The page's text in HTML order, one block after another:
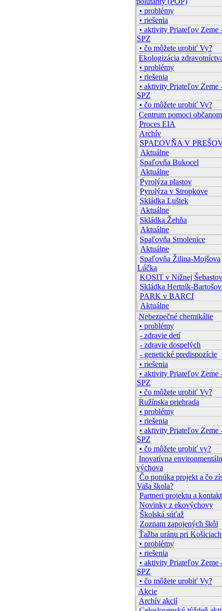
• problémy
• riešenia
• aktivity Priateľov Zeme
SPZ
• čo môžete urobiť Vy?
Ekologizácia
• problémy
• riešenia
• aktivity Priateľov Zeme
SPZ
• čo môžete urobiť Vy?
Centrum pomoci občanom
Proces EIA
Archív
SPAĽOVŇA V
Aktuálne
Spaľovňa Bukocel
Aktuálne
Pyrolýza plastov
Pyrolýza v Stropkove
Skládka Luštek
Aktuálne
Skládka Žehňa
Aktuálne
Spaľovňa Smolenice
Aktuálne
Spaľovňa Žilina-Mojšova
Lúčka
KOSIT v Nižnej
Skládka Hertník-
PARK v BARCI
Aktuálne
Nebezpečné chemikálie
• problémy
- zdravie detí
- zdravie dospelých
- genetické predispozície
• riešenia
• aktivity Priateľov Zeme
SPZ
• čo môžete urobiť Vy?
Ružínska priehrada
• problémy
• riešenia
• aktivity Priateľov Zeme
SPZ
• čo môžete urobiť vy?
Inovatívna
výchova
Čo ponúka projekt a čo
Vaša škola?
Partneri projektu a kontakt
Novinky z ekovýchovy
Školská súťaž
Zoznam zapojených škôl
Ťažba uránu pri Košiciach
• problémy
• riešenia
• aktivity Priateľov Zeme
SPZ
• čo môžete urobiť Vy?
Akcie
Archív akcií